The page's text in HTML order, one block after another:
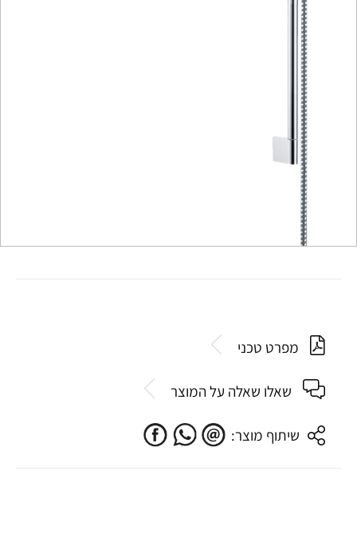
מפרט טכני
שאלו שאלה על המוצר
שיתוף מוצר: